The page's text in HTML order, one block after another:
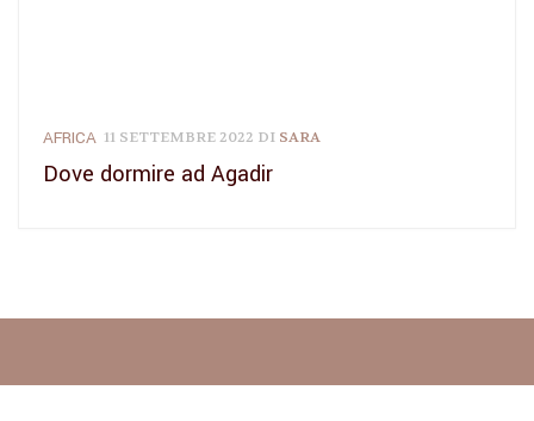
AFRICA 11 SETTEMBRE 2022 DI SARA
Dove dormire ad Agadir